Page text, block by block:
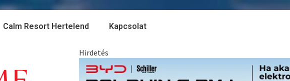
Calm Resort Hertelend Kapcsolat
Hirdetés